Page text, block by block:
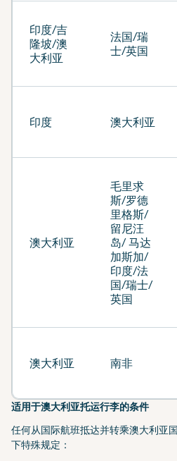
印度/吉
隆坡/澳
大利亚
法国/瑞
士/英国
印度 澳大利亚
澳大利亚
毛里求
斯/罗德
里格斯/
留尼汪
岛/ 马达
加斯加/
印度/法
国/瑞士/
英国
澳大利亚 南非
适用于澳大利亚托运行李的条件
任何从国际航班抵达并转乘澳大利亚
下特殊规定：